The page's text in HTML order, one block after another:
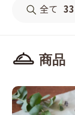
全て 33
商品